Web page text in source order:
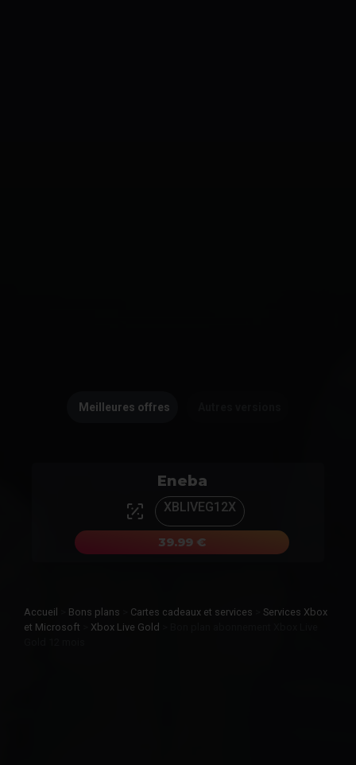
Meilleures offres
Eneba
XBLIVEG12X
39.99 €
Accueil Bons plans Cartes cadeaux et services
Services Xbox
et Microsoft
Xbox Live Gold